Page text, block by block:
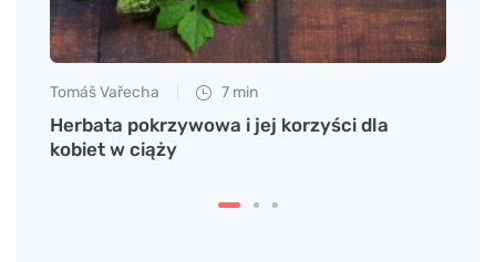
Tomáš Vařecha 7 min
Herbata pokrzywowa i jej korzyści dla
kobiet w ciąży